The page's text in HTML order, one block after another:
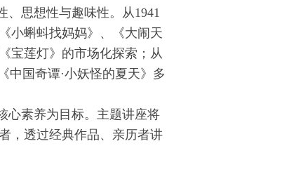
、思想性与趣味性。从1941
小蝌蚪找妈妈》、《大闹天
宝莲灯》的市场化探索；从
中国奇谭·小妖怪的夏天》多
心素养为目标。主题讲座将
，透过经典作品、亲历者讲